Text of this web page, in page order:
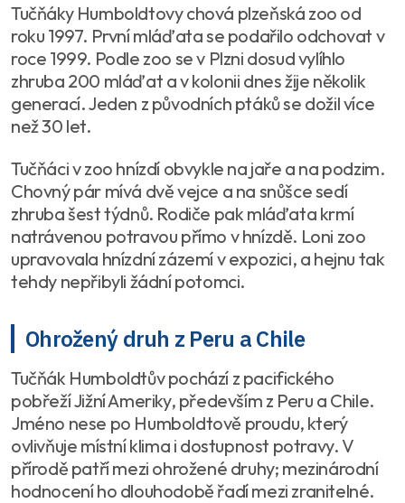
Tučňáky Humboldtovy chová plzeňská zoo od
roku 1997. První mláďata se podařilo odchovat v
roce 1999. Podle zoo se v Plzni dosud vylíhlo
zhruba 200 mláďat a v kolonii dnes žije několik
generací. Jeden z původních ptáků se dožil více
než 30 let.
Tučňáci v zoo hnízdí obvykle na jaře a na podzim.
Chovný pár mívá dvě vejce a na snůšce sedí
zhruba šest týdnů. Rodiče pak mláďata krmí
natrávenou potravou přímo v hnízdě. Loni zoo
upravovala hnízdní zázemí v expozici, a hejnu tak
tehdy nepřibyli žádní potomci.
Ohrožený druh z Peru a Chile
Tučňák Humboldtův pochází z pacifického
pobřeží Jižní Ameriky, především z Peru a Chile.
Jméno nese po Humboldtově proudu, který
ovlivňuje místní klima i dostupnost potravy. V
přírodě patří mezi ohrožené druhy; mezinárodní
hodnocení ho dlouhodobě řadí mezi zranitelné.